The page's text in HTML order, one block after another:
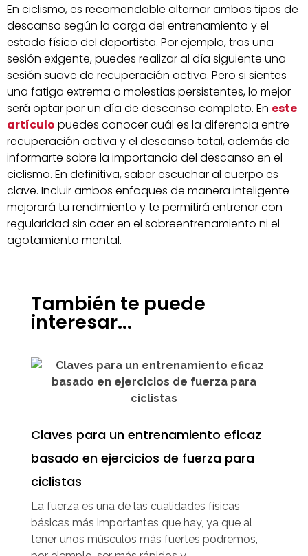
En ciclismo, es recomendable alternar ambos tipos de
descanso según la carga del entrenamiento y el
estado físico del deportista. Por ejemplo, tras una
sesión exigente, puedes realizar al día siguiente una
sesión suave de recuperación activa. Pero si sientes
una fatiga extrema o molestias persistentes, lo mejor
será optar por un día de descanso completo. En este
artículo puedes conocer cuál es la diferencia entre
recuperación activa y el descanso total, además de
informarte sobre la importancia del descanso en el
ciclismo. En definitiva, saber escuchar al cuerpo es
clave. Incluir ambos enfoques de manera inteligente
mejorará tu rendimiento y te permitirá entrenar con
regularidad sin caer en el sobreentrenamiento ni el
agotamiento mental.
También te puede
interesar...
Claves para un entrenamiento eficaz
basado en ejercicios de fuerza para
ciclistas
La fuerza es una de las cualidades físicas
básicas más importantes que hay, ya que al
tener unos músculos más fuertes podremos,